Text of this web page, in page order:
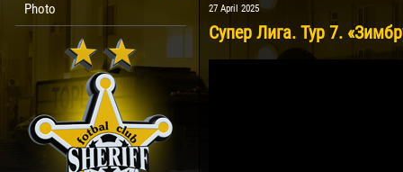
Photo 27 April 2025
Супер Лига. Тур 7.